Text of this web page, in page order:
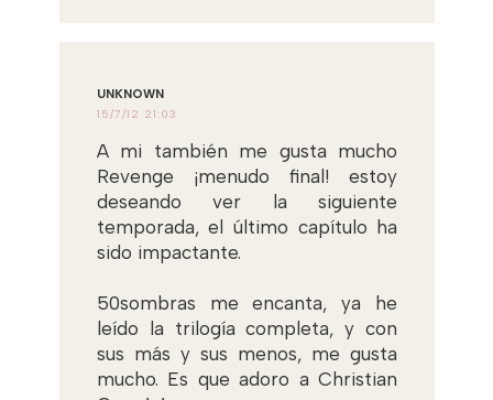
UNKNOWN
15/7/12 21:03
A mi también me gusta mucho
Revenge ¡menudo final! estoy
deseando ver la siguiente
temporada, el último capítulo ha
sido impactante.
50sombras me encanta, ya he
leído la trilogía completa, y con
sus más y sus menos, me gusta
mucho. Es que adoro a Christian